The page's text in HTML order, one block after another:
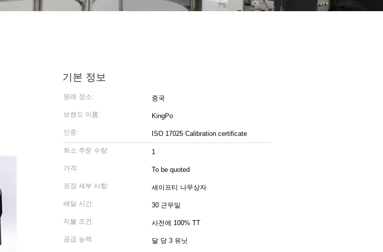
기본 정보
원래 장소: 중국
브랜드 이름: KingPo
인증: ISO 17025 Calibration certificate
최소 주문 수량: 1
가격: To be quoted
포장 세부 사항: 세이프티 나무상자
배달 시간: 30 근무일
지불 조건: 사전에 100% TT
공급 능력: 달 당 3 유닛